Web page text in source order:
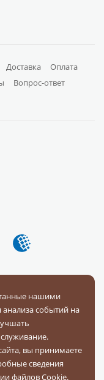
Доставка
Оплата
Вопрос-ответ
Все права
данных
нашими
событий на
вы принимаете
сведения
файлов Cookie.